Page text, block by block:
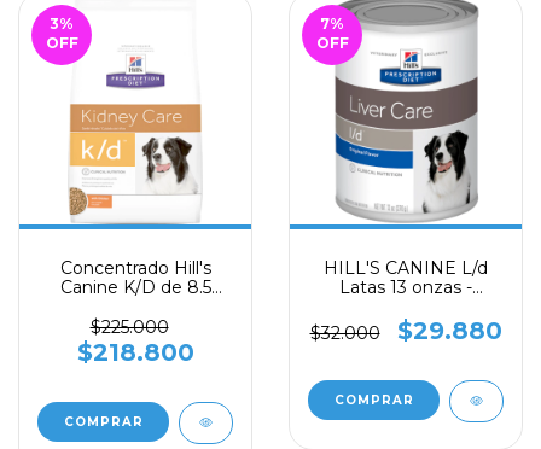
3%
OFF
Concentrado Hill's
Canine K/D de 8.5
$225.000
$218.800
7%
OFF
HILL'S CANINE L/d
Latas 13 onzas -
$32.000
$29.880